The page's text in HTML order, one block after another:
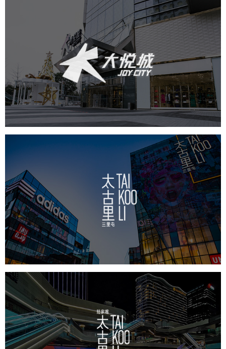
中粮·大悦城
房地产 商业地产 地产网站建设 网页设计
太古里
房地产 商业地产 地产网站建设
品牌官网
前滩太古里